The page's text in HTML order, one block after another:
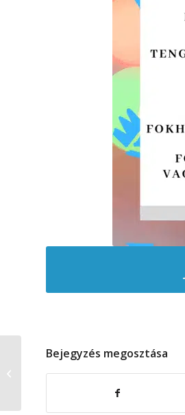
Bejegyzés megosztása
Kávé, saláta és
gyógynövény